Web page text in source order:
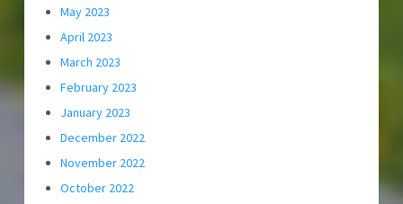
May 2023
April 2023
March 2023
February 2023
January 2023
December 2022
November 2022
October 2022